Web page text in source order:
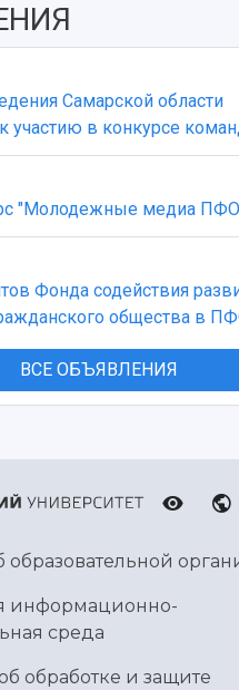
Самарской области
участию в конкурсе
"Молодежные медиа
Фонда содействия
общества в
ВСЕ ОБЪЯВЛЕНИЯ
образовательной
информационно-
среда
обработке и защите